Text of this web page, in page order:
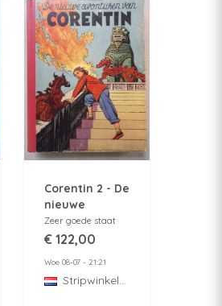
Corentin 2 - De
nieuwe
avonturen van
Corentin -
collectie 3 - hc
- 1e druk - 1952
Zeer goede staat
€ 122,00
Woe 08-07 - 21:21
StripwinkelBarabas